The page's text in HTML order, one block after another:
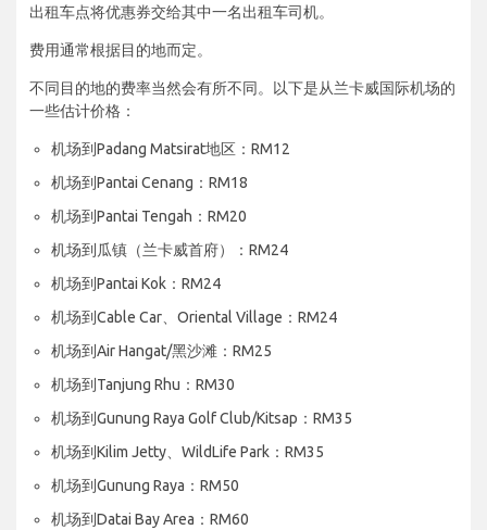
出租车点将优惠券交给其中一名出租车司机。
费用通常根据目的地而定。
不同目的地的费率当然会有所不同。以下是从兰卡威国际机场的
一些估计价格：
机场到Padang Matsirat地区：RM12
机场到Pantai Cenang：RM18
机场到Pantai Tengah：RM20
机场到瓜镇（兰卡威首府）：RM24
机场到Pantai Kok：RM24
机场到Cable Car、Oriental Village：RM24
机场到Air Hangat/黑沙滩：RM25
机场到Tanjung Rhu：RM30
机场到Gunung Raya Golf Club/Kitsap：RM35
机场到Kilim Jetty、WildLife Park：RM35
机场到Gunung Raya：RM50
机场到Datai Bay Area：RM60